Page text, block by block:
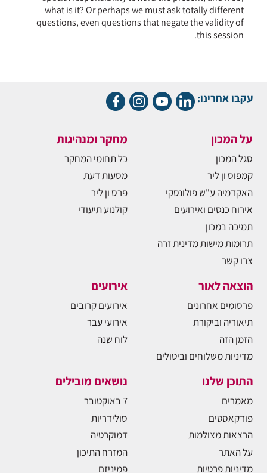
what is it? Or perhaps we must ask totally different
questions, even questions that negate the validity of
this session.
עקבו אחרינו:
על המכון
סגל המכון
קמפוס ון ליר
האקדמיה ע"ש פולונסקי
אירוח כנסים ואירועים
תמיכה במכון
תרומות מישות מדינית זרה
צרו קשר
מחקר ומנהיגות
כל תחומי המחקר
מסעות דעת
פרס ון ליר
קולנוע תיעודי
הוצאה לאור
פרסומים אחרונים
תיאוריה וביקורת
הזמן הזה
מדיניות משלוחים וביטולים
אירועים
אירועים קרובים
אירועי עבר
לוח שנה
התוכן שלנו
מאמרים
פודקאסטים
הרצאות מצולמות
על האתר
מדיניות פרטיות
נושאים מובילים
7 באוקטובר
סולידריות
דמוקרטיה
המזרח התיכון
פמיניזם